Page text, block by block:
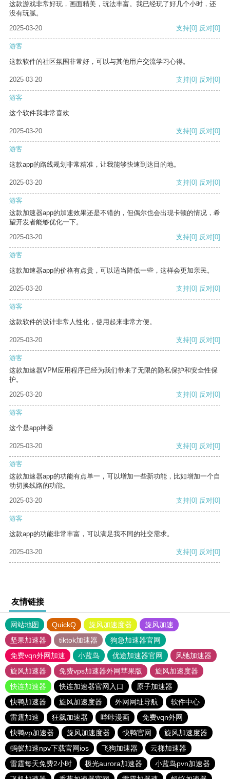
这款游戏非常好玩，画面精美，玩法丰富。我已经玩了好几个小时，还
没有玩腻。
2025-03-20
支持[0] 反对[0]
游客
这款软件的社区氛围非常好，可以与其他用户交流学习心得。
2025-03-20 支持[0] 反对[0]
游客
这个软件我非常喜欢
2025-03-20 支持[0] 反对[0]
游客
这款app的路线规划非常精准，让我能够快速到达目的地。
2025-03-20 支持[0] 反对[0]
游客
这款加速器app的加速效果还是不错的，但偶尔也会出现卡顿的情况，希
望开发者能够优化一下。
2025-03-20
支持[0] 反对[0]
游客
这款加速器app的价格有点贵，可以适当降低一些，这样会更加亲民。
2025-03-20 支持[0] 反对[0]
游客
这款软件的设计非常人性化，使用起来非常方便。
2025-03-20 支持[0] 反对[0]
游客
这款加速器VPM应用程序已经为我们带来了无限的隐私保护和安全性保
护。
2025-03-20
支持[0] 反对[0]
游客
这个是app神器
2025-03-20 支持[0] 反对[0]
游客
这款加速器app的功能有点单一，可以增加一些新功能，比如增加一个自
动切换线路的功能。
2025-03-20
支持[0] 反对[0]
游客
这款app的功能非常丰富，可以满足我不同的社交需求。
2025-03-20 支持[0] 反对[0]
友情链接
网站地图 QuickQ 旋风加速度器
旋风加速
坚果加速器
tiktok加速器
狗急加速器官网
免费vqn外网加速
小蓝鸟 优途加速器官网
风驰加速器
旋风加速器
免费vps加速器外网苹果版
旋风加速度器
快连加速器
快连加速器官网入口
原子加速器
快鸭加速器
旋风加速度器 外网网址导航
软件中心
雷霆加速
狂飙加速器 哔咔漫画
免费vqn外网
快鸭vp加速器
旋风加速度器 快鸭官网
旋风加速度器
蚂蚁加速npv下载官网ios
飞狗加速器
云梯加速器
雷霆每天免费2小时
极光aurora加速器
小蓝鸟pvn加速器